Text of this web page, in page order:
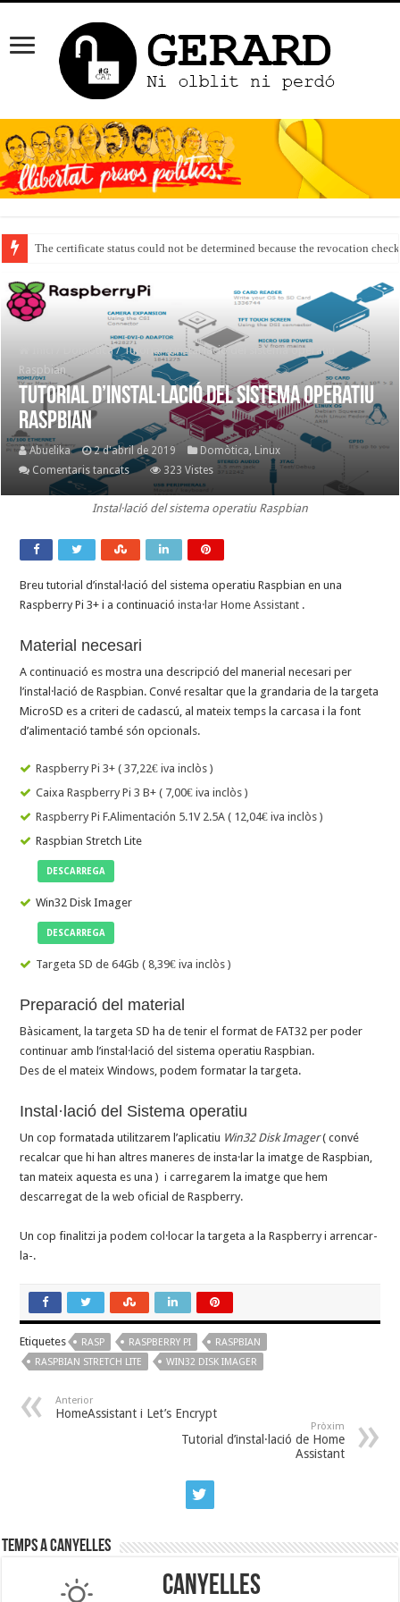
The certificate status could not be determined because the revocation
Domòtica / Tutorial d’instal·lació del sistema operatiu
Raspbian
Tutorial d’instal·lació del sistema operatiu
Raspbian
Abuelika 2 d'abril de 2019 Domòtica, Linux
Comentaris tancatsa
Tutorial
d’instal·lació
sistema
Raspbian
323 Vistes
Instal·lació del sistema operatiu Raspbian
Breu tutorial d’instal·lació del sistema operatiu Raspbian en una
Raspberry Pi 3+ i a continuacióinsta·lar Home Assistant .
Material necesari
A continuació es mostra una descripció del manerial necesari per
l’instal·lació de Raspbian. Convé resaltar que la grandaria de la targeta
MicroSD es a criteri de cadascú, al mateix temps la carcasa i la font
d’alimentació també són opcionals.
Raspberry Pi 3+ ( 37,22€ iva inclòs )
Caixa Raspberry Pi 3 B+ ( 7,00€ iva inclòs )
Raspberry Pi F.Alimentación 5.1V 2.5A ( 12,04€ iva inclòs )
Raspbian Stretch Lite
DESCARREGA
Win32 Disk Imager
DESCARREGA
Targeta SD de 64Gb ( 8,39€ iva inclòs )
Preparació del material
Bàsicament, la targeta SD ha de tenir el format de FAT32 per poder
continuar amb l’instal·lació del sistema operatiu Raspbian.
Des de el mateix Windows, podem formatar la targeta.
Instal·lació del Sistema operatiu
Un cop formatada utilitzarem l’aplicatiu Win32 Disk Imager( convé
recalcar que hi han altres maneres de insta·lar la imatge de Raspbian,
tan mateix aquesta es una ) i carregarem la imatge que hem
descarregat de la web oficial de Raspberry.
Un cop finalitzi ja podem col·locar la targeta a la Raspberry i arrencar-
la-.
Etiquetes RASP RASPBERRY PI
RASPBIAN
RASPBIAN STRETCH LITE
WIN32 DISK IMAGER
Anterior
HomeAssistant i Let’s Encrypt
Pròxim
Tutorial d’instal·lació de Home
Assistant
Temps a Canyelles
Canyelles